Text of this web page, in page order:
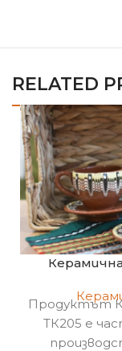
RELATED
Продуктът
ТК205 е